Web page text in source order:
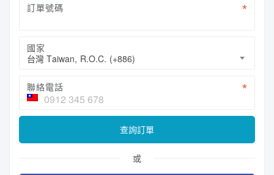
訂單號碼
國家
台灣 Taiwan, R.O.C. (+886)
聯絡電話
查詢訂單
或